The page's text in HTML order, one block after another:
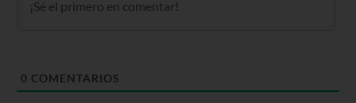
0 COMENTARIOS